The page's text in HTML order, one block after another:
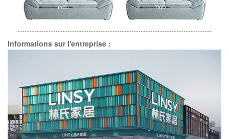
Informations sur l'entreprise :